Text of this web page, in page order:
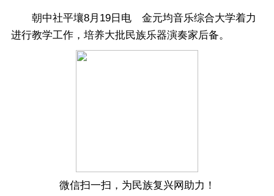
朝中社平壤8月19日电 金元均音乐综合大学着力
进行教学工作，培养大批民族乐器演奏家后备。
微信扫一扫，为民族复兴网助力！